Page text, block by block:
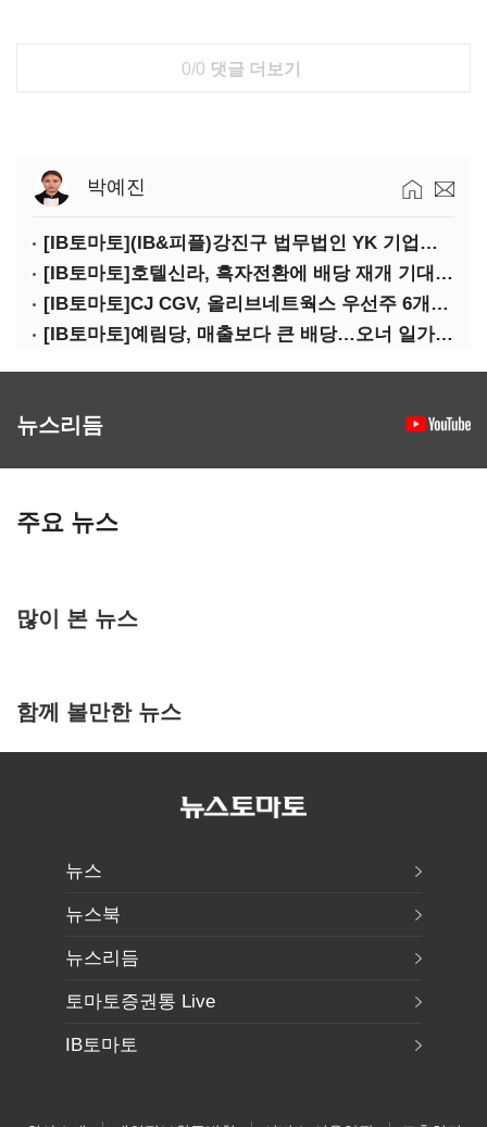
0/0 댓글 더보기
박예진
[IB토마토](IB&피플)강진구 법무법인 YK 기업거버넌스센터 센터장
[IB토마토]호텔신라, 흑자전환에 배당 재개 기대감…삼성생명도 웃을까
[IB토마토]CJ CGV, 올리브네트웍스 우선주 6개월 만에 상환…왜?
[IB토마토]예림당, 매출보다 큰 배당…오너 일가에 절반 간다
뉴스리듬
주요 뉴스
많이 본 뉴스
함께 볼만한 뉴스
뉴스
뉴스북
뉴스리듬
토마토증권통 Live
IB토마토